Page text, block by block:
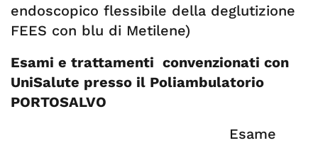
endoscopico flessibile della deglutizione
FEES con blu di Metilene)
Esami e trattamenti convenzionati con
UniSalute presso il Poliambulatorio
PORTOSALVO
Esame